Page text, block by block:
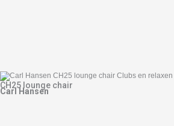
CH25 lounge chair
Carl Hansen